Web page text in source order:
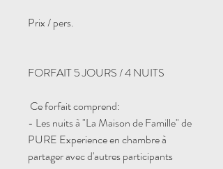
Prix / pers.
FORFAIT 5 JOURS / 4 NUITS
Ce forfait comprend:
​- Les nuits à "La Maison de Famille" de
PURE Experience en chambre à
partager avec d'autres participants